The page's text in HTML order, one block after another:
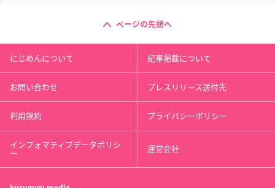
ページの先頭へ
にじめんについて 記事掲載について
お問い合わせ プレスリリース送付先
利用規約 プライバシーポリシー
インフォマティブデータポリシ
ー 運営会社